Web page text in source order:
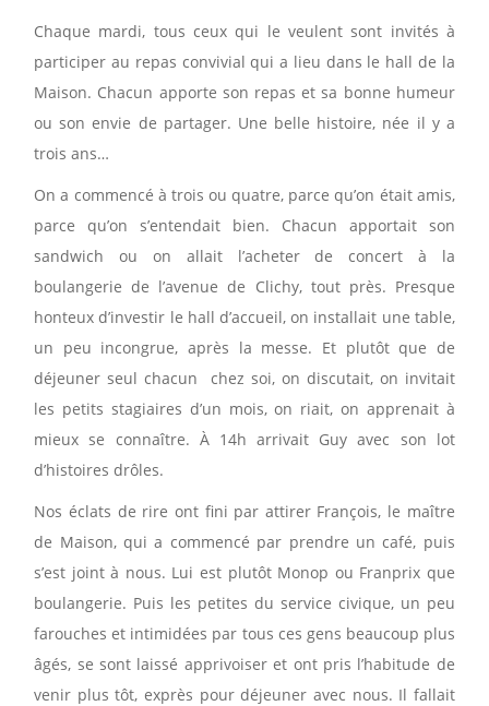
Chaque mardi, tous ceux qui le veulent sont invités à
participer au repas convivial qui a lieu dans le hall de la
Maison. Chacun apporte son repas et sa bonne humeur
ou son envie de partager. Une belle histoire, née il y a
trois ans…
On a commencé à trois ou quatre, parce qu’on était amis,
parce qu’on s’entendait bien. Chacun apportait son
sandwich ou on allait l’acheter de concert à la
boulangerie de l’avenue de Clichy, tout près. Presque
honteux d’investir le hall d’accueil, on installait une table,
un peu incongrue, après la messe. Et plutôt que de
déjeuner seul chacun chez soi, on discutait, on invitait
les petits stagiaires d’un mois, on riait, on apprenait à
mieux se connaître. À 14h arrivait Guy avec son lot
d’histoires drôles.
Nos éclats de rire ont fini par attirer François, le maître
de Maison, qui a commencé par prendre un café, puis
s’est joint à nous. Lui est plutôt Monop ou Franprix que
boulangerie. Puis les petites du service civique, un peu
farouches et intimidées par tous ces gens beaucoup plus
âgés, se sont laissé apprivoiser et ont pris l’habitude de
venir plus tôt, exprès pour déjeuner avec nous. Il fallait